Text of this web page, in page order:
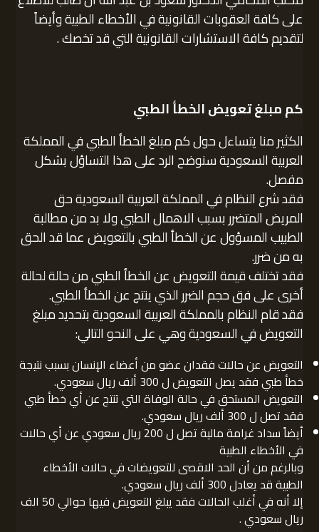
على كافة العقوبات القانونية في الأخطاء الطبية وأيضاً
لتقديم كافة الاستشارات القانونية التي قد تخصك .
كم مبلغ تعويض الخطأ الطبي
الكثير منا يتساءل حول كم مبلغ الخطأ الطبي في المملكة
العربية السعودية سنوضح الرد على هذا التساؤل بشكل
مفصل.
فقد شرع النظام في المملكة العربية السعودية حق
المريض المتضرر بسبب الاهمال الطبي ولا بد من مطالبة
الطبيب المسؤول عن الخطأ الطبي بالتعويض عما قد الحق
به من ضرر.
فقد تختلف قيمة التعويض عن الخطأ الطبي من حالة لحالة
أخرى على فق حجم الضرر الذي ينتج عن الخطأ الطبي.
فقد قام النظام بالمملكة العربية السعودية بتحديد مبلغ
التعويض في السعودية وهي على النحو التالي:
التعويض عن حالات فقدان عضو من أعضاء الإنسان بسبب نتيجة
خطأ طبي فقد يصل التعويض ل 300 ألف ريال سعودي.
التعويض المستحق في حالة الوفاة التي تنتج عن أي خطأ طبي
فقد تصل ل 300 ألف ريال سعودي.
أيضاً سداد غرامة مالية تصل ل 200 ريال سعودي عن أي حالات
في الأخطاء الطبية
وبالرغم من أن الحد الاقصى للتعويضات في حالات الأخطاء
الطبية قد يعادل 300 ألف ريال سعودي.
إلا أنه في أغلب الحالات فقد يبلغ التعويض فيها حوالي 50 الف
ريال سعودي .